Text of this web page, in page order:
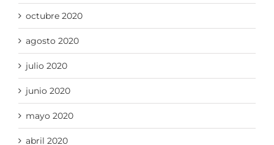
octubre 2020
agosto 2020
julio 2020
junio 2020
mayo 2020
abril 2020